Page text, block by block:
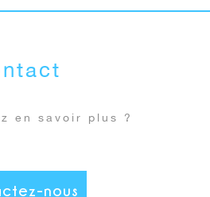
en savoir plus ?
nous